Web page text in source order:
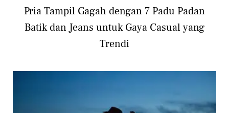
Pria Tampil Gagah dengan 7 Padu Padan
Batik dan Jeans untuk Gaya Casual yang
Trendi